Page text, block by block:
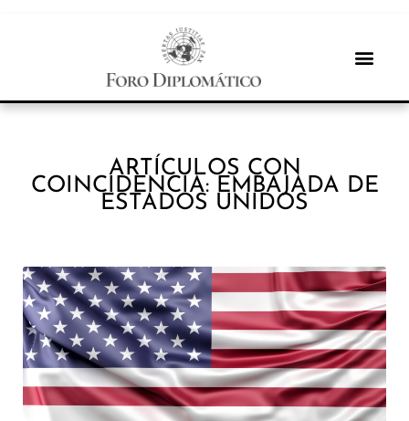
ARTÍCULOS CON
COINCIDENCIA: EMBAJADA DE
ESTADOS UNIDOS